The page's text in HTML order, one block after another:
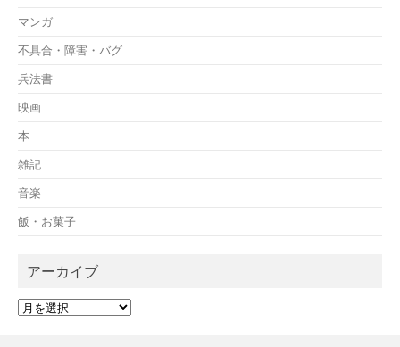
マンガ
不具合・障害・バグ
兵法書
映画
本
雑記
音楽
飯・お菓子
アーカイブ
ア